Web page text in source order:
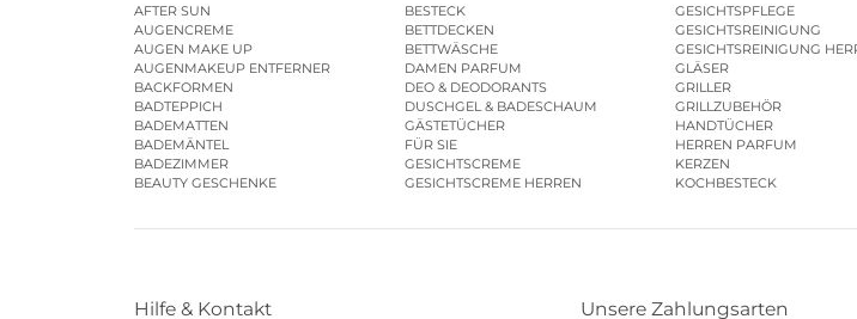
AFTER SUN
AUGENCREME
AUGEN MAKE UP
AUGENMAKEUP ENTFERNER
BACKFORMEN
BADTEPPICH
BADEMATTEN
BADEMÄNTEL
BADEZIMMER
BEAUTY GESCHENKE
BESTECK
BETTDECKEN
BETTWÄSCHE
DAMEN PARFUM
DEO & DEODORANTS
DUSCHGEL & BADESCHAUM
GÄSTETÜCHER
FÜR SIE
GESICHTSCREME
GESICHTSCREME HERREN
GESICHTSPFLEGE
GESICHTSREINIGUNG
GESICHTSREINIGUNG
GLÄSER
GRILLER
GRILLZUBEHÖR
HANDTÜCHER
HERREN PARFUM
KERZEN
KOCHBESTECK
Hilfe & Kontakt Unsere Zahlungsarten